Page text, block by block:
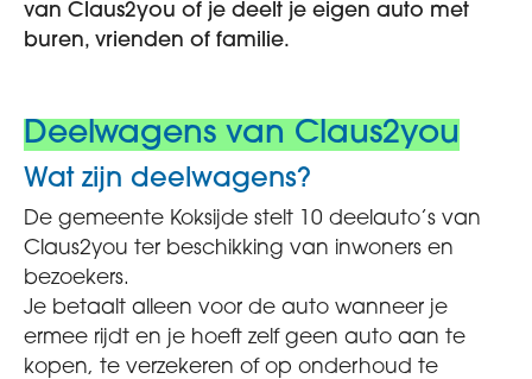
van Claus2you of je deelt je eigen auto met
buren, vrienden of familie.
Deelwagens van Claus2you
Wat zijn deelwagens?
De gemeente Koksijde stelt 10 deelauto’s van
Claus2you ter beschikking van inwoners en
bezoekers.
Je betaalt alleen voor de auto wanneer je
ermee rijdt en je hoeft zelf geen auto aan te
kopen, te verzekeren of op onderhoud te